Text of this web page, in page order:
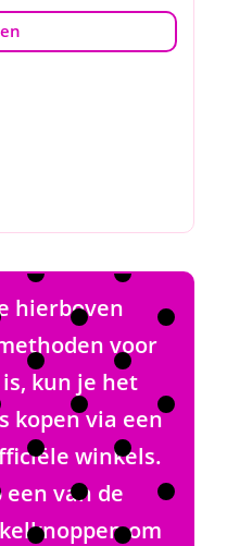
hierboven
voor
kun je het
kopen via een
winkels.
een van de
om